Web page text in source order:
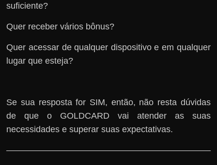
suficiente?
Quer receber vários bônus?
Quer acessar de qualquer dispositivo e em qualquer
lugar que esteja?
Se sua resposta for SIM, então, não resta dúvidas
de que o GOLDCARD vai atender as suas
necessidades e superar suas expectativas.